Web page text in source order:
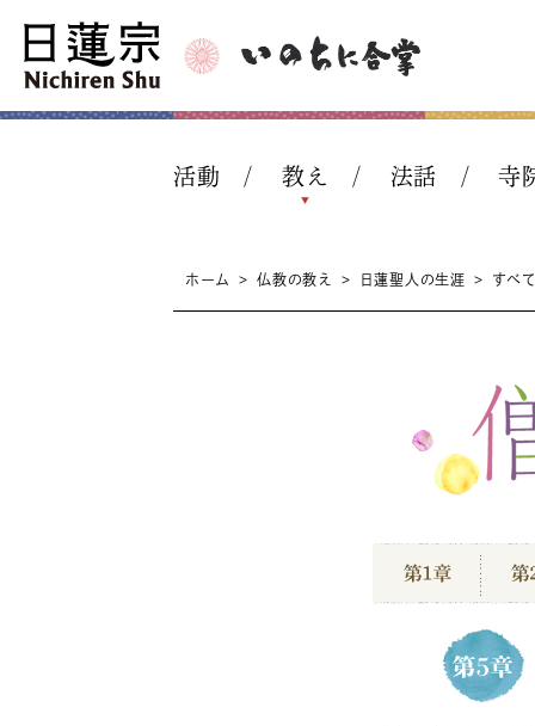
活動 教え 法話 寺
ホーム > 仏教の教え > 日蓮聖人の生涯 > すべ